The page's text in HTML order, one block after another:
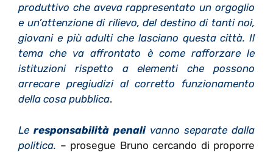
produttivo che aveva rappresentato un orgoglio
e un’attenzione di rilievo, del destino di tanti noi,
giovani e più adulti che lasciano questa città. Il
tema che va affrontato è come rafforzare le
istituzioni rispetto a elementi che possono
arrecare pregiudizi al corretto funzionamento
della cosa pubblica.
Le responsabilità penalivanno separate dalla
politica. – prosegue Bruno cercando di proporre